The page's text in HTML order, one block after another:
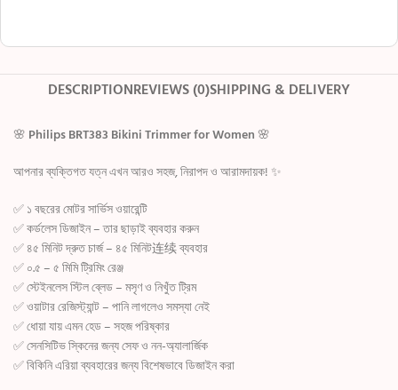
DESCRIPTIONREVIEWS (0)SHIPPING & DELIVERY
🌸 Philips BRT383 Bikini Trimmer for Women 🌸
আপনার ব্যক্তিগত যত্ন এখন আরও সহজ, নিরাপদ ও আরামদায়ক! ✨
✅ ১ বছরের মোটর সার্ভিস ওয়ারেন্টি
✅ কর্ডলেস ডিজাইন – তার ছাড়াই ব্যবহার করুন
✅ ৪৫ মিনিট দ্রুত চার্জ – ৪৫ মিনিট连续 ব্যবহার
✅ ০.৫ – ৫ মিমি ট্রিমিং রেঞ্জ
✅ স্টেইনলেস স্টিল ব্লেড – মসৃণ ও নিখুঁত ট্রিম
✅ ওয়াটার রেজিস্ট্যান্ট – পানি লাগলেও সমস্যা নেই
✅ ধোয়া যায় এমন হেড – সহজ পরিষ্কার
✅ সেনসিটিভ স্কিনের জন্য সেফ ও নন-অ্যালার্জিক
✅ বিকিনি এরিয়া ব্যবহারের জন্য বিশেষভাবে ডিজাইন করা